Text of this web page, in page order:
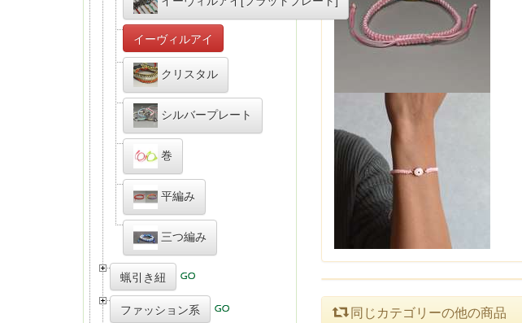
同じカテゴリーの他の商品
イーヴィルアイ
クリスタル
シルバープレート
巻
平編み
三つ編み
蝋引き紐
ファッション系